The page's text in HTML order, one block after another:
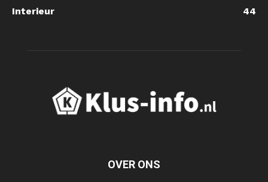
Interieur
44
OVER ONS